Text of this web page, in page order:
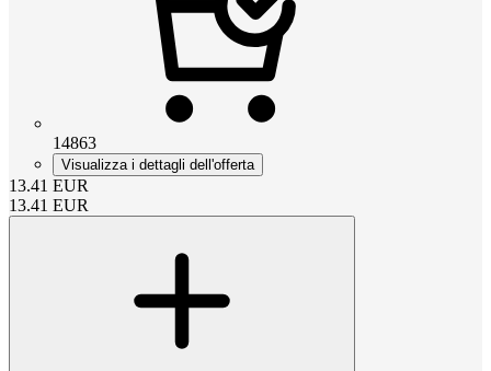
14863
Visualizza i dettagli dell'offerta
13.41 EUR
13.41 EUR